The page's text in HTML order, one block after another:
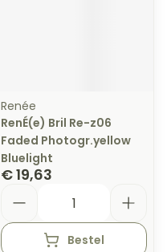
Renée
RenÉ(e) Bril Re-z06
Faded Photogr.yellow
Bluelight
€ 19,63
Bestel